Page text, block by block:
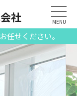
任せください。
社 MENU